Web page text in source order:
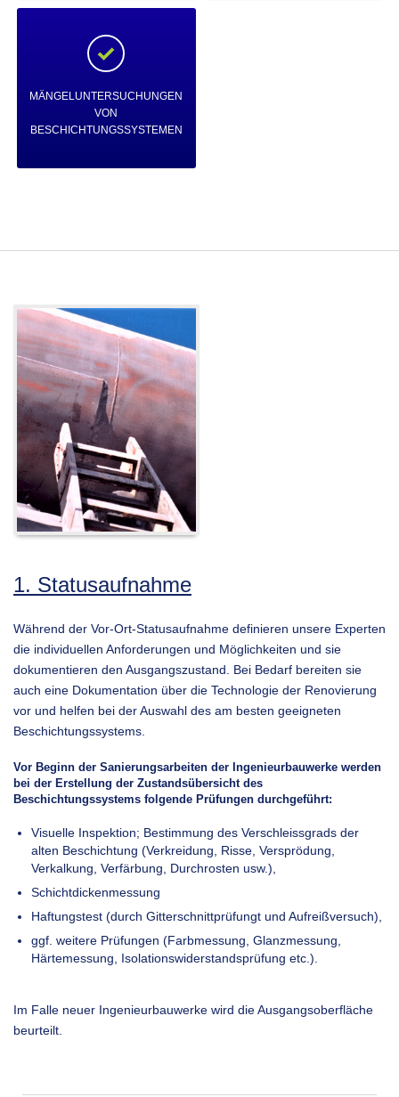
MÄNGELUNTERSUCHUNGEN
VON
BESCHICHTUNGSSYSTEMEN
1. Statusaufnahme
Während der Vor-Ort-Statusaufnahme definieren unsere Experten
die individuellen Anforderungen und Möglichkeiten und sie
dokumentieren den Ausgangszustand. Bei Bedarf bereiten sie
auch eine Dokumentation über die Technologie der Renovierung
vor und helfen bei der Auswahl des am besten geeigneten
Beschichtungssystems.
Vor Beginn der Sanierungsarbeiten der Ingenieurbauwerke werden
bei der Erstellung der Zustandsübersicht des
Beschichtungssystems folgende Prüfungen durchgeführt:
Visuelle Inspektion; Bestimmung des Verschleissgrads der
alten Beschichtung (Verkreidung, Risse, Versprödung,
Verkalkung, Verfärbung, Durchrosten usw.),
Schichtdickenmessung
Haftungstest (durch Gitterschnittprüfungt und Aufreißversuch),
ggf. weitere Prüfungen (Farbmessung, Glanzmessung,
Härtemessung, Isolationswiderstandsprüfung etc.).
Im Falle neuer Ingenieurbauwerke wird die Ausgangsoberfläche
beurteilt.